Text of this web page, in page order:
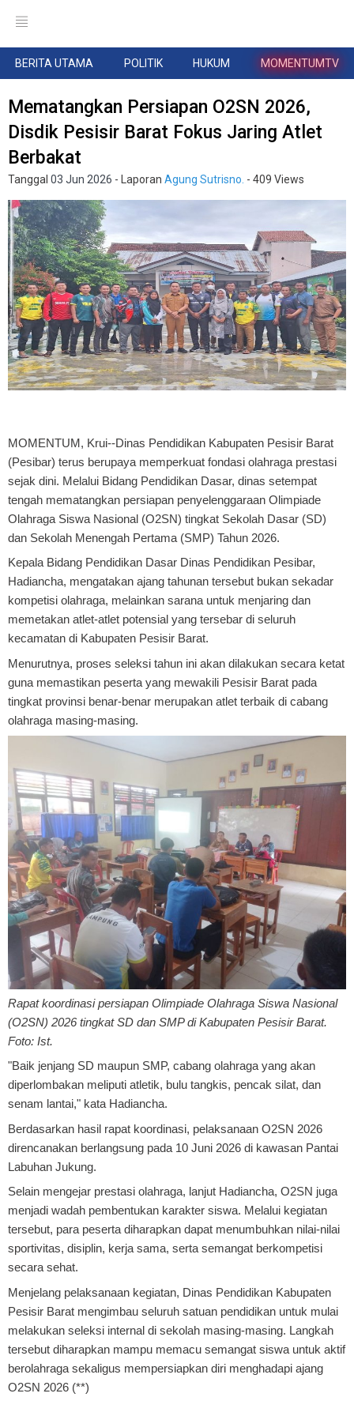
BERITA UTAMA POLITIK HUKUM MOMENTUMTV
Mematangkan Persiapan O2SN 2026,
Disdik Pesisir Barat Fokus Jaring Atlet
Berbakat
Tanggal 03 Jun 2026 - Laporan Agung Sutrisno. - 409 Views
MOMENTUM, Krui--Dinas Pendidikan Kabupaten Pesisir Barat
(Pesibar) terus berupaya memperkuat fondasi olahraga prestasi
sejak dini. Melalui Bidang Pendidikan Dasar, dinas setempat
tengah mematangkan persiapan penyelenggaraan Olimpiade
Olahraga Siswa Nasional (O2SN) tingkat Sekolah Dasar (SD)
dan Sekolah Menengah Pertama (SMP) Tahun 2026.
Kepala Bidang Pendidikan Dasar Dinas Pendidikan Pesibar,
Hadiancha, mengatakan ajang tahunan tersebut bukan sekadar
kompetisi olahraga, melainkan sarana untuk menjaring dan
memetakan atlet-atlet potensial yang tersebar di seluruh
kecamatan di Kabupaten Pesisir Barat.
Menurutnya, proses seleksi tahun ini akan dilakukan secara ketat
guna memastikan peserta yang mewakili Pesisir Barat pada
tingkat provinsi benar-benar merupakan atlet terbaik di cabang
olahraga masing-masing.
Rapat koordinasi persiapan Olimpiade Olahraga Siswa Nasional
(O2SN) 2026 tingkat SD dan SMP di Kabupaten Pesisir Barat.
Foto: Ist.
"Baik jenjang SD maupun SMP, cabang olahraga yang akan
diperlombakan meliputi atletik, bulu tangkis, pencak silat, dan
senam lantai," kata Hadiancha.
Berdasarkan hasil rapat koordinasi, pelaksanaan O2SN 2026
direncanakan berlangsung pada 10 Juni 2026 di kawasan Pantai
Labuhan Jukung.
Selain mengejar prestasi olahraga, lanjut Hadiancha, O2SN juga
menjadi wadah pembentukan karakter siswa. Melalui kegiatan
tersebut, para peserta diharapkan dapat menumbuhkan nilai-nilai
sportivitas, disiplin, kerja sama, serta semangat berkompetisi
secara sehat.
Menjelang pelaksanaan kegiatan, Dinas Pendidikan Kabupaten
Pesisir Barat mengimbau seluruh satuan pendidikan untuk mulai
melakukan seleksi internal di sekolah masing-masing. Langkah
tersebut diharapkan mampu memacu semangat siswa untuk aktif
berolahraga sekaligus mempersiapkan diri menghadapi ajang
O2SN 2026 (**)